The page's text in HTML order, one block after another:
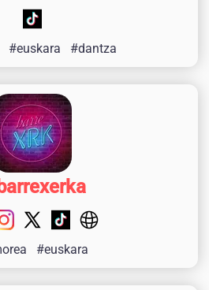
#euskara #dantza
#euskara